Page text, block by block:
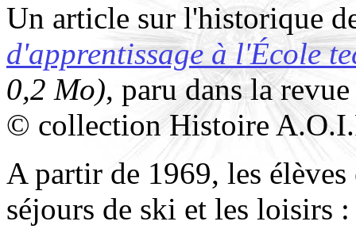
Un article sur l'historique
d'apprentissage à l'École
0,2 Mo), paru dans la
© collection Histoire
A partir de 1969, les
séjours de ski et les loisirs